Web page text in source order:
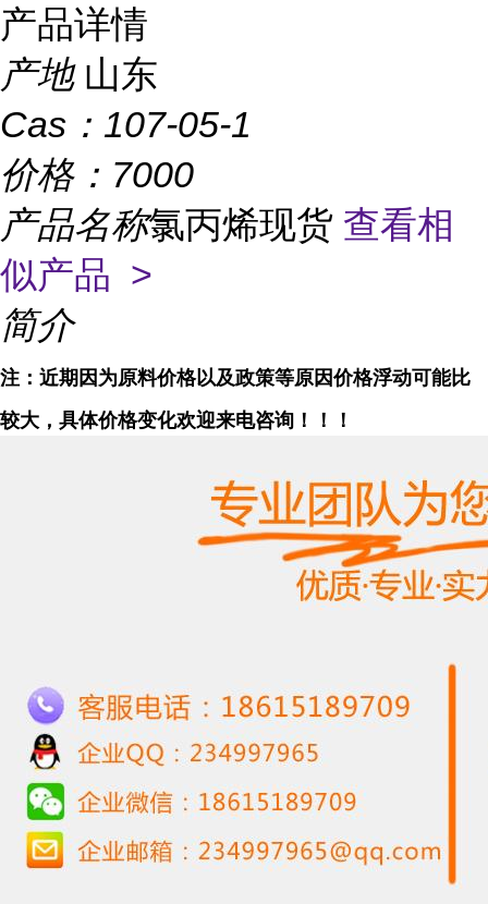
产品详情
产地 山东
Cas： 107-05-1
价格： 7000
产品名称氯丙烯现货 查看相
似产品 >
简介
注 ： 近期因为原料价格以及政策等原因价格浮动可能比
较大，具体价格变化欢迎来电咨询！！！